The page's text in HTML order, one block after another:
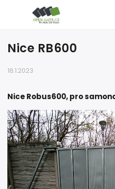
Nice RB600
18.1.2023
Nice Robus600, pro